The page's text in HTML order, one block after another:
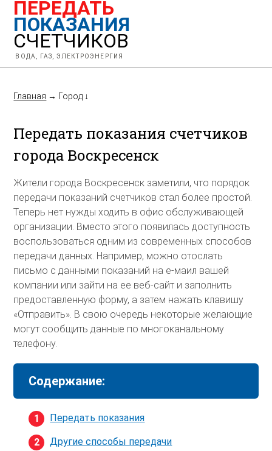
ПЕРЕДАТЬ
ПОКАЗАНИЯ
СЧЕТЧИКОВ
ВОДА, ГАЗ, ЭЛЕКТРОЭНЕРГИЯ
Главная → Город ↓
Передать показания счетчиков
города Воскресенск
Жители города Воскресенск заметили, что порядок
передачи показаний счетчиков стал более простой.
Теперь нет нужды ходить в офис обслуживающей
организации. Вместо этого появилась доступность
воспользоваться одним из современных способов
передачи данных. Например, можно отослать
письмо с данными показаний на е-маил вашей
компании или зайти на ее веб-сайт и заполнить
предоставленную форму, а затем нажать клавишу
«Отправить». В свою очередь некоторые желающие
могут сообщить данные по многоканальному
телефону.
Содержание:
Передать показания
Другие способы передачи